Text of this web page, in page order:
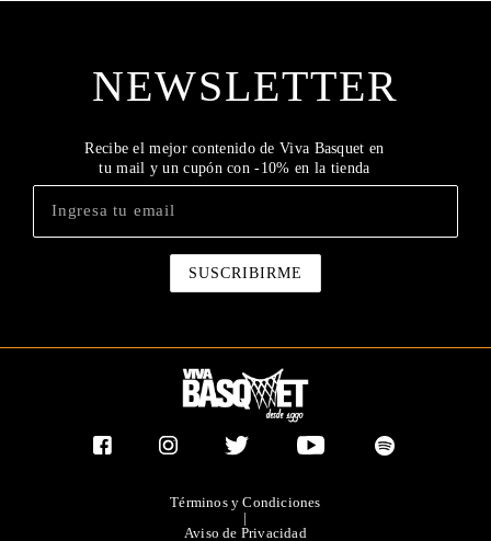
NEWSLETTER
Recibe el mejor contenido de Viva Basquet en
tu mail y un cupón con -10% en la tienda
Términos y Condiciones
|
Aviso de Privacidad